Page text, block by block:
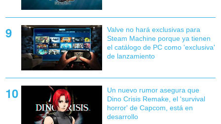
Valve no hará exclusivas para
Steam Machine porque ya tienen
el catálogo de PC como 'exclusiva'
de lanzamiento
Un nuevo rumor asegura que
Dino Crisis Remake, el 'survival
horror' de Capcom, está en
desarrollo